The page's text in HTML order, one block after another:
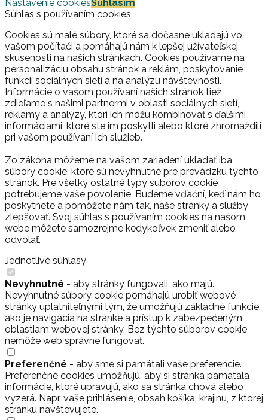
Nastavenie cookiesSúhlasím
Súhlas s používaním cookies
Cookies sú malé súbory, ktoré sa dočasne ukladajú vo
vašom počítači a pomáhajú nám k lepšej užívateľskej
skúsenosti na našich stránkach. Cookies používame na
personalizáciu obsahu stránok a reklám, poskytovanie
funkcií sociálnych sietí a na analýzu návštevnosti.
Informácie o vašom používaní našich stránok tiež
zdieľame s našimi partnermi v oblasti sociálnych sietí,
reklamy a analýzy, ktorí ich môžu kombinovať s ďalšími
informáciami, ktoré ste im poskytli alebo ktoré zhromaždili
pri vašom používaní ich služieb.
Zo zákona môžeme na vašom zariadení ukladať iba
súbory cookie, ktoré sú nevyhnutné pre prevádzku týchto
stránok. Pre všetky ostatné typy súborov cookie
potrebujeme vaše povolenie. Budeme vďační, keď nám ho
poskytnete a pomôžete nám tak, naše stránky a služby
zlepšovať. Svoj súhlas s používaním cookies na našom
webe môžete samozrejme kedykoľvek zmeniť alebo
odvolať.
Jednotlivé súhlasy
Nevyhnutné - aby stránky fungovali, ako majú.
Nevyhnutné súbory cookie pomáhajú urobiť webové
stránky uplatniteľnými tým, že umožňujú základné funkcie,
ako je navigácia na stránke a prístup k zabezpečeným
oblastiam webovej stránky. Bez týchto súborov cookie
nemôže web správne fungovať.
Preferenčné - aby sme si pamätali vaše preferencie.
Preferenčné cookies umožňujú, aby si stránka pamätala
informácie, ktoré upravujú, ako sa stránka chová alebo
vyzerá. Napr. vaše prihlásenie, obsah košíka, krajinu, z ktorej
stránku navštevujete.